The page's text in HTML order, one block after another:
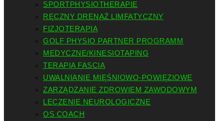
SPORTPHYSIOTHERAPIE
RĘCZNY DRENAŻ LIMFATYCZNY
FIZJOTERAPIA
GOLF PHYSIO PARTNER PROGRAMM
MEDYCZNE/KINESIOTAPING
TERAPIA FASCIA
UWALNIANIE MIĘŚNIOWO-POWIĘZIOWE
ZARZĄDZANIE ZDROWIEM ZAWODOWYM
LECZENIE NEUROLOGICZNE
OS COACH